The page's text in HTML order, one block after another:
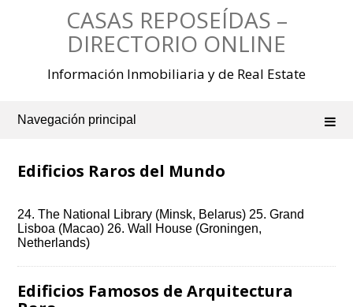
CASAS REPOSEÍDAS –
DIRECTORIO ONLINE
Información Inmobiliaria y de Real Estate
Navegación principal
Edificios Raros del Mundo
24. The National Library (Minsk, Belarus) 25. Grand
Lisboa (Macao) 26. Wall House (Groningen,
Netherlands)
Edificios Famosos de Arquitectura